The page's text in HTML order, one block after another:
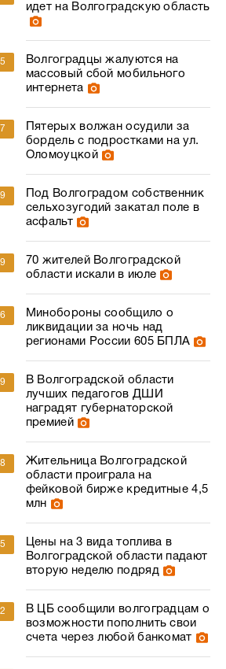
идет на Волгоградскую область
Волгоградцы жалуются на
массовый сбой мобильного
интернета
Пятерых волжан осудили за
бордель с подростками на ул.
Оломоуцкой
Под Волгоградом собственник
сельхозугодий закатал поле в
асфальт
70 жителей Волгоградской
области искали в июле
Минобороны сообщило о
ликвидации за ночь над
регионами России 605 БПЛА
В Волгоградской области
лучших педагогов ДШИ
наградят губернаторской
премией
Жительница Волгоградской
области проиграла на
фейковой бирже кредитные 4,5
млн
Цены на 3 вида топлива в
Волгоградской области падают
вторую неделю подряд
В ЦБ сообщили волгоградцам о
возможности пополнить свои
счета через любой банкомат